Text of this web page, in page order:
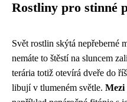
Rostliny pro stinné
Svět rostlin skýtá nepřeberné
nemáte to štěstí na sluncem
terária totiž otevírá dveře do
libují v tlumeném světle.